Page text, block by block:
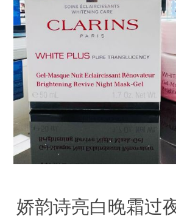
娇韵诗亮白晚霜过